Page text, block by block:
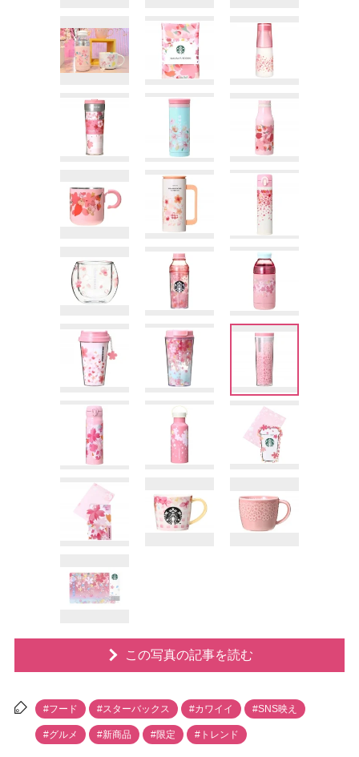
この写真の記事を読む
#フード #スターバックス #カワイイ #SNS映え
#グルメ #新商品 #限定 #トレンド